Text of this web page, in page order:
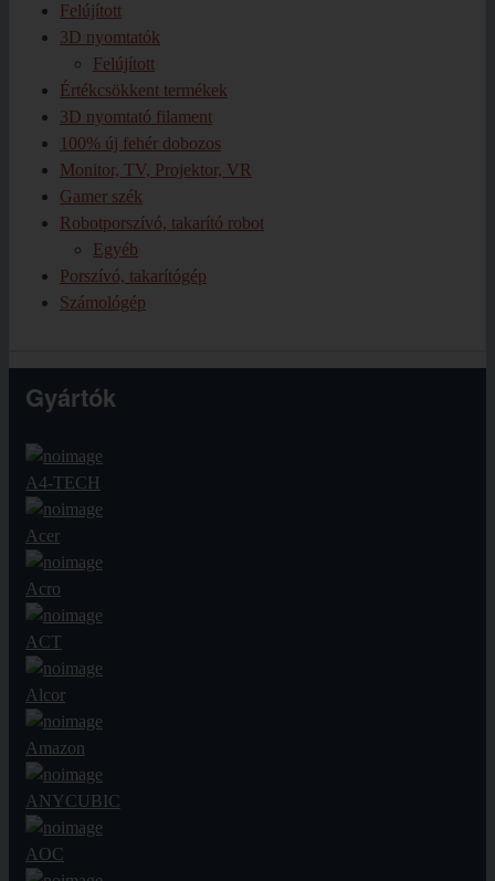
Felújított
3D nyomtatók
Felújított
Értékcsökkent termékek
3D nyomtató filament
100% új fehér dobozos
Monitor, TV, Projektor, VR
Gamer szék
Robotporszívó, takarító robot
Egyéb
Porszívó, takarítógép
Számológép
Gyártók
A4-TECH
Acer
Acro
ACT
Alcor
Amazon
ANYCUBIC
AOC